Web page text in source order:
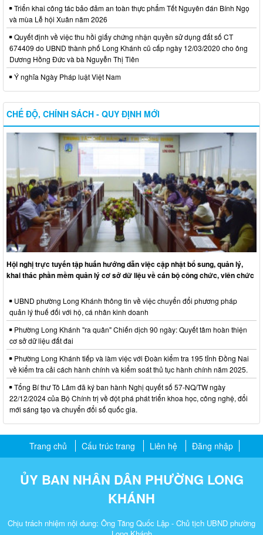
Triển khai công tác bảo đảm an toàn thực phẩm Tết Nguyên đán Bính Ngọ
và mùa Lễ hội Xuân năm 2026
Quyết định về việc thu hồi giấy chứng nhận quyền sử dụng đất số CT
674409 do UBND thành phố Long Khánh cũ cấp ngày 12/03/2020 cho ông
Dương Hồng Đức và bà Nguyễn Thị Tiên
Ý nghĩa Ngày Pháp luật Việt Nam
CHẾ ĐỘ, CHÍNH SÁCH - QUY ĐỊNH MỚI
Hội nghị trực tuyến tập huấn hướng dẫn việc cập nhật bổ sung, quản lý,
khai thác phần mềm quản lý cơ sở dữ liệu về cán bộ công chức, viên chức
UBND phường Long Khánh thông tin về việc chuyển đổi phương pháp
quản lý thuế đối với hộ, cá nhân kinh doanh
Phường Long Khánh "ra quân" Chiến dịch 90 ngày: Quyết tâm hoàn thiện
cơ sở dữ liệu đất đai
Phường Long Khánh tiếp và làm việc với Đoàn kiểm tra 195 tỉnh Đồng Nai
về kiểm tra cải cách hành chính và kiểm soát thủ tục hành chính năm 2025.
Tổng Bí thư Tô Lâm đã ký ban hành Nghị quyết số 57-NQ/TW ngày
22/12/2024 của Bộ Chính trị về đột phá phát triển khoa học, công nghệ, đổi
mới sáng tạo và chuyển đổi số quốc gia.
Trang chủ Cấu trúc trang Liên hệ Đăng nhập
ỦY BAN NHÂN DÂN PHƯỜNG LONG
KHÁNH
Chịu trách nhiệm nội dung: Ông Tăng Quốc Lập - Chủ tịch UBND phường